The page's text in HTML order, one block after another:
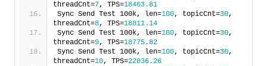
threadCnt=7, TPS=18463.81
Sync Send Test 100k, len=100, topicCnt=30,
threadCnt=8, TPS=18811.14
Sync Send Test 100k, len=100, topicCnt=30,
threadCnt=9, TPS=18775.82
Sync Send Test 100k, len=100, topicCnt=30,
threadCnt=10, TPS=22836.26